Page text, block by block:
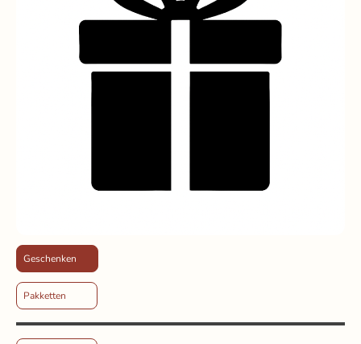
Geschenken
Pakketten